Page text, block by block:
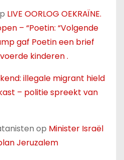
LIVE OORLOG OEKRAÏNE.
– “Poetin: “Volgende
gaf Poetin een brief
kinderen .
illegale migrant hield
– politie spreekt van
op Minister Israël
Jeruzalem